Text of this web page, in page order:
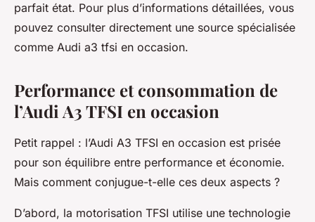
parfait état. Pour plus d’informations détaillées, vous
pouvez consulter directement une source spécialisée
comme Audi a3 tfsi en occasion.
Performance et consommation de
l’Audi A3 TFSI en occasion
Petit rappel : l’Audi A3 TFSI en occasion est prisée
pour son équilibre entre performance et économie.
Mais comment conjugue-t-elle ces deux aspects ?
D’abord, la motorisation TFSI utilise une technologie